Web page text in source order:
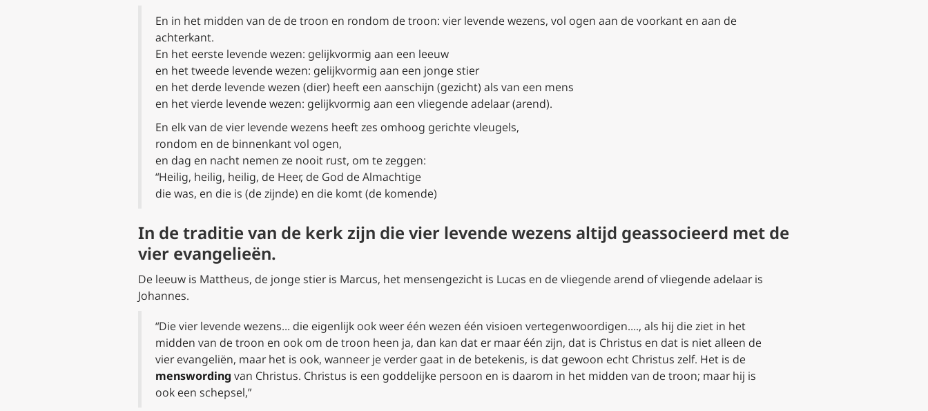
En in het midden van de de troon en rondom de troon: vier levende wezens, vol ogen aan de voorkant en aan de
achterkant.
En het eerste levende wezen: gelijkvormig aan een leeuw
en het tweede levende wezen: gelijkvormig aan een jonge stier
en het derde levende wezen (dier) heeft een aanschijn (gezicht) als van een mens
en het vierde levende wezen: gelijkvormig aan een vliegende adelaar (arend).
En elk van de vier levende wezens heeft zes omhoog gerichte vleugels,
rondom en de binnenkant vol ogen,
en dag en nacht nemen ze nooit rust, om te zeggen:
“Heilig, heilig, heilig, de Heer, de God de Almachtige
die was, en die is (de zijnde) en die komt (de komende)
In de traditie van de kerk zijn die vier levende wezens altijd geassocieerd met de
vier evangelieën.
De leeuw is Mattheus, de jonge stier is Marcus, het mensengezicht is Lucas en de vliegende arend of vliegende adelaar is
Johannes.
“Die vier levende wezens… die eigenlijk ook weer één wezen één visioen vertegenwoordigen…., als hij die ziet in het
midden van de troon en ook om de troon heen ja, dan kan dat er maar één zijn, dat is Christus en dat is niet alleen de
vier evangeliën, maar het is ook, wanneer je verder gaat in de betekenis, is dat gewoon echt Christus zelf. Het is de
menswording van Christus. Christus is een goddelijke persoon en is daarom in het midden van de troon; maar hij is
ook een schepsel,”